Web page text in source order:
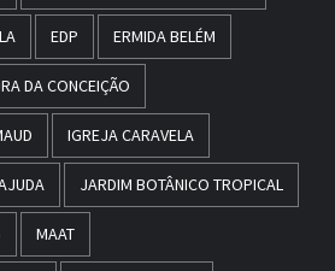
EDP ERMIDA BELÉM
DA CONCEIÇÃO
IGREJA CARAVELA
JARDIM BOTÂNICO TROPICAL
MAAT